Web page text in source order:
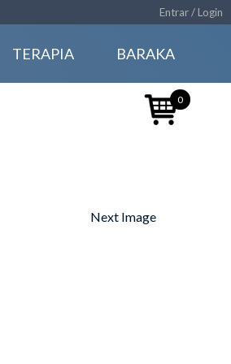
Entrar / Login
TERAPIA BARAKA
Next Image
0